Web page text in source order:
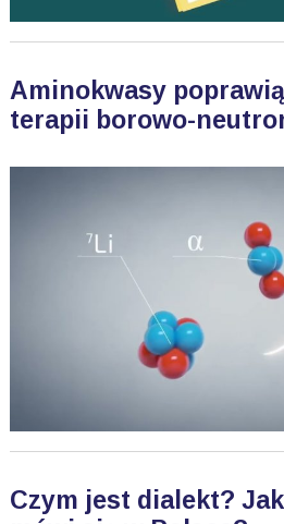
Aminokwasy
terapii borowo-
Czym jest dialekt?